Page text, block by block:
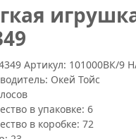
Артикул: 101000ВК/9
Окей Тойс
в упаковке: 6
в коробке: 72